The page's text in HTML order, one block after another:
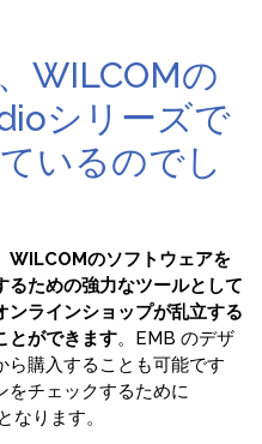
WILCOMの
シリーズで
いるのでし
WILCOMのソフトウェアを
るための強力なツールとして
ンラインショップが乱立する
とができます。EMB のデザ
ら購入することも可能です
をチェックするために
なります。